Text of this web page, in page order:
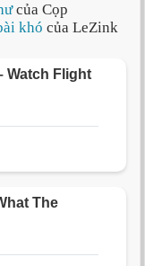
của Cọp
khó của LeZink